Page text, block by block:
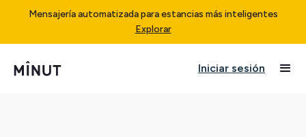
Mensajería automatizada para estancias más inteligentes
Explorar
Iniciar sesión